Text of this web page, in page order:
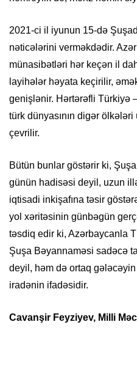
2021-ci il iyunun 15-də
nəticələrini verməkdədir.
münasibətləri hər keçən il
layihələr həyata keçirilir,
genişlənir. Hərtərəfli Türkiyə
türk dünyasının digər
çevrilir.
Bütün bunlar göstərir ki,
günün hadisəsi deyil, uzun
iqtisadi inkişafına təsir
yol xəritəsinin günbəgün
təsdiq edir ki, Azərbaycanla
Şuşa Bəyannaməsi sadəcə
deyil, həm də ortaq
iradənin ifadəsidir.
Cavanşir Feyziyev, Milli